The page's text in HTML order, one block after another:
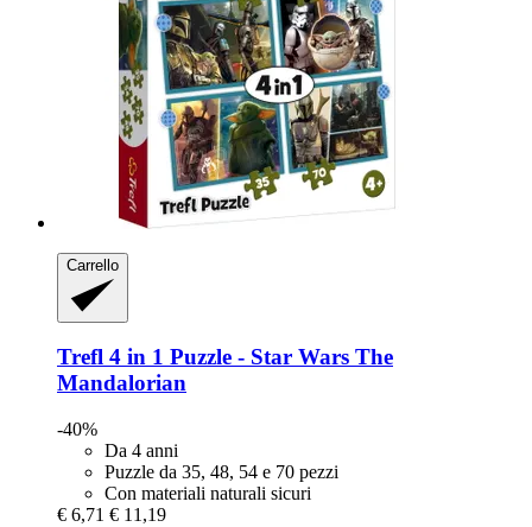
Carrello
Trefl 4 in 1 Puzzle -​ Star Wars The
Mandalorian
-40%
Da 4 anni
Puzzle da 35, 48, 54 e 70 pezzi
Con materiali naturali sicuri
€ 6,71 € 11,19